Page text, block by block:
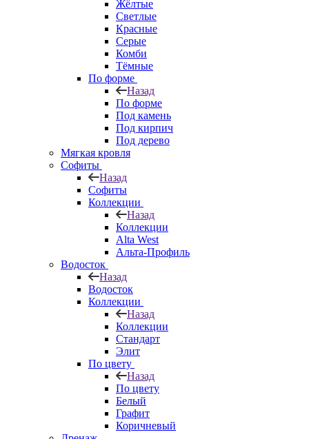
Жёлтые
Светлые
Красные
Серые
Комби
Тёмные
По форме
Назад
По форме
Под камень
Под кирпич
Под дерево
Мягкая кровля
Софиты
Назад
Софиты
Коллекции
Назад
Коллекции
Alta West
Альта-Профиль
Водосток
Назад
Водосток
Коллекции
Назад
Коллекции
Стандарт
Элит
По цвету
Назад
По цвету
Белый
Графит
Коричневый